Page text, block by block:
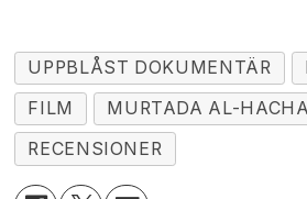
UPPBLÅST DOKUMENTÄR
FILM
MURTADA AL-
RECENSIONER